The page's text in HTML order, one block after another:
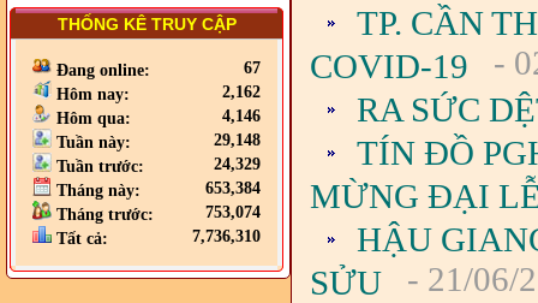
THỐNG KÊ TRUY CẬP
Đang online:
67
Hôm nay:
2,162
Hôm qua:
4,146
Tuần này:
29,148
Tuần trước:
24,329
Tháng này:
653,384
Tháng trước:
753,074
Tất cả:
7,736,310
TP. CẦN
COVID-19
-
RA SỨC
TÍN ĐỒ
MỪNG ĐẠI
HẬU
SỬU
- 21/06/